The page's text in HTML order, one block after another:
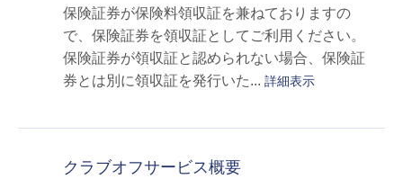
保険証券が保険料領収証を兼ねておりますの
で、保険証券を領収証としてご利用ください。
保険証券が領収証と認められない場合、保険証
券とは別に領収証を発行いた... 詳細表示
クラブオフサービス概要